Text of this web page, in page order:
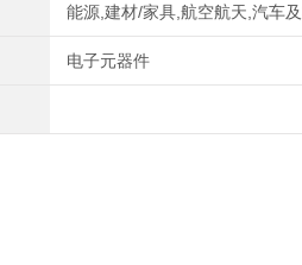
能源,建材/家具,航空航天,汽车
电子元器件